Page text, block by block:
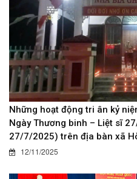
Những hoạt động tri ân kỷ
Ngày Thương binh – Liệt sĩ
27/7/2025) trên địa bàn xã
12/11/2025